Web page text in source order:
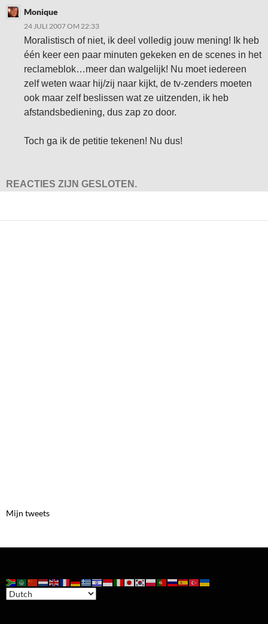
Monique
24 JULI 2007 OM 22:33
Moralistisch of niet, ik deel volledig jouw mening! Ik heb
één keer een paar minuten gekeken en de scenes in het
reclameblok…meer dan walgelijk! Nu moet iedereen
zelf weten waar hij/zij naar kijkt, de tv-zenders moeten
ook maar zelf beslissen wat ze uitzenden, ik heb
afstandsbediening, dus zap zo door.
Toch ga ik de petitie tekenen! Nu dus!
REACTIES ZIJN GESLOTEN.
Mijn tweets